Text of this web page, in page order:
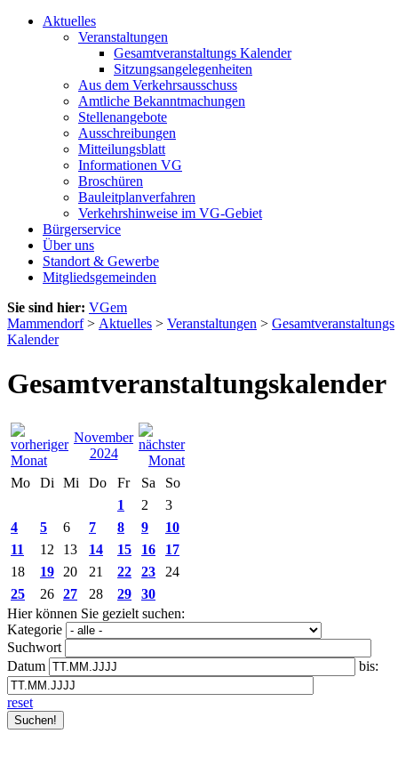
Aktuelles
Veranstaltungen
Gesamtveranstaltungs Kalender
Sitzungsangelegenheiten
Aus dem Verkehrsausschuss
Amtliche Bekanntmachungen
Stellenangebote
Ausschreibungen
Mitteilungsblatt
Informationen VG
Broschüren
Bauleitplanverfahren
Verkehrshinweise im VG-Gebiet
Bürgerservice
Über uns
Standort & Gewerbe
Mitgliedsgemeinden
Sie sind hier: VGem
Mammendorf> Aktuelles > Veranstaltungen > Gesamtveranstaltungs
Kalender
Gesamtveranstaltungskalender
November
2024
Mo
Di Mi Do Fr Sa
So
1
2
3
4
5 6 7 8 9
10
11
12 13 14 15 16
17
18
19 20 21 22 23
24
25
26 27 28 29
30
Hier können Sie gezielt suchen:
Kategorie
Suchwort
Datum
bis:
reset